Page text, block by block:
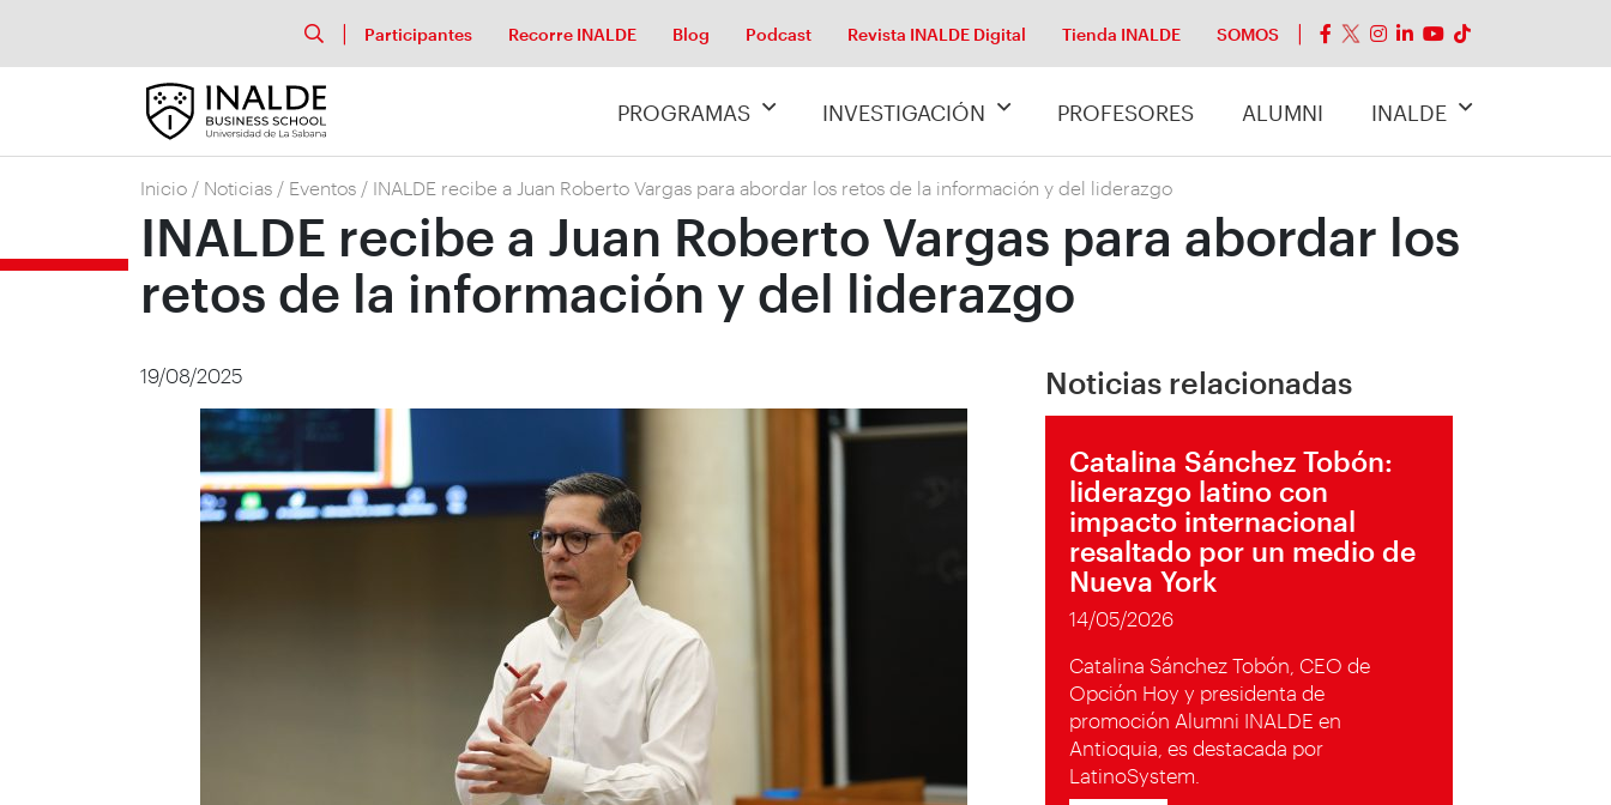
Participantes Recorre INALDE Blog Podcast Revista INALDE Digital Tienda INALDE SOMOS
PROGRAMAS INVESTIGACIÓN PROFESORES ALUMNI INALDE
Inicio / Noticias / Eventos / INALDE recibe a Juan Roberto Vargas para abordar los retos de la información y del liderazgo
INALDE recibe a Juan Roberto Vargas para abordar los
retos de la información y del liderazgo
19/08/2025 Noticias relacionadas
Catalina Sánchez Tobón:
liderazgo latino con
impacto internacional
resaltado por un medio de
Nueva York
14/05/2026
Catalina Sánchez Tobón, CEO de
Opción Hoy y presidenta de
promoción Alumni INALDE en
Antioquia, es destacada por
LatinoSystem.